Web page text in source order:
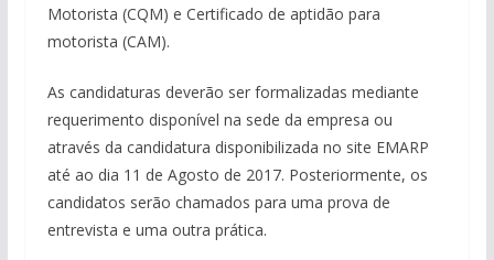
Motorista (CQM) e Certificado de aptidão para
motorista (CAM).
As candidaturas deverão ser formalizadas mediante
requerimento disponível na sede da empresa ou
através da candidatura disponibilizada no site EMARP
até ao dia 11 de Agosto de 2017. Posteriormente, os
candidatos serão chamados para uma prova de
entrevista e uma outra prática.